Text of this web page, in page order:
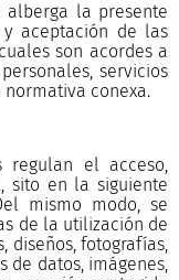
alberga la presente
aceptación de las
son acordes a
servicios
conexa.
regulan el acceso,
sito en la siguiente
mismo modo, se
de la utilización de
diseños, fotografías,
de datos, imágenes,